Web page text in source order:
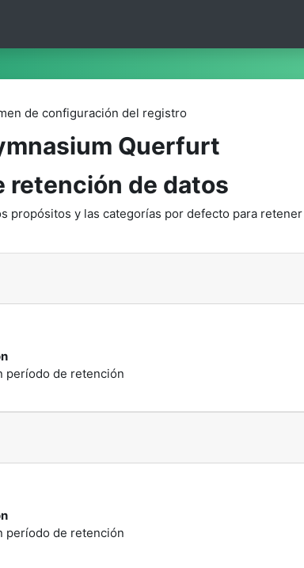
de configuración del registro
Querfurt
retención de datos
propósitos y las categorías por defecto para
período de retención
período de retención